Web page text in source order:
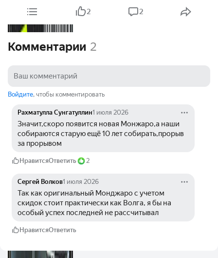
2 2
Комментарии 2
Войдите, чтобы комментировать
Рахматулла Сунгатуллин1 июля 2026
Значит,скоро появится новая Монжаро,а наши
собираются старую ещё 10 лет собирать,прорыв
за прорывом
НравитсяОтветить 2
Сергей Волков1 июля 2026
Так как оригинальный Монджаро с учетом
скидок стоит практически как Волга, я бы на
особый успех последней не рассчитывал
НравитсяОтветить